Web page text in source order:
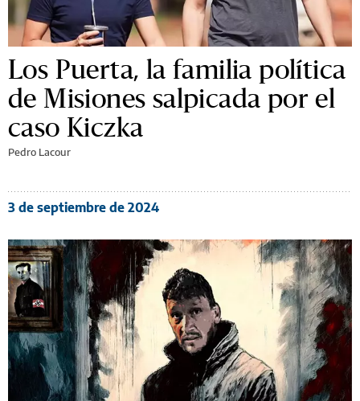
Los Puerta, la familia política
de Misiones salpicada por el
caso Kiczka
Pedro Lacour
3 de septiembre de 2024